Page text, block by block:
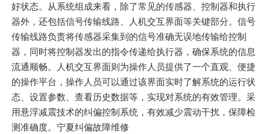
好状态。从系统组成来看，除了常见的传感器、控制器和执行
器外，还包括信号传输线路、人机交互界面等关键部分。信号
传输线路负责将传感器采集到的信号准确无误地传输给控制
器，同时将控制器发出的指令传递给执行器，确保系统的信息
流通顺畅。人机交互界面则为操作人员提供了一个直观、便捷
的操作平台，操作人员可以通过该界面实时了解系统的运行状
态、设置参数、查看历史数据等，实现对系统的有效管理。采
用悬浮减震技术的纠偏控制系统，有效减少震动干扰，保障检
测准确度。宁夏纠偏故障维修